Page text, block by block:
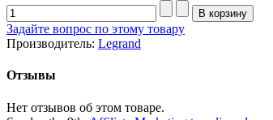
Задайте вопрос по этому товару
Производитель: Legrand
Отзывы
Нет отзывов об этом товаре.